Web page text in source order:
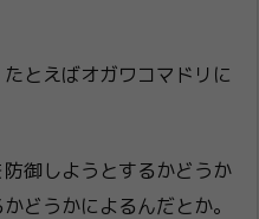
とえばオガワコマドリに
御しようとするかどうか
どうかによるんだとか。